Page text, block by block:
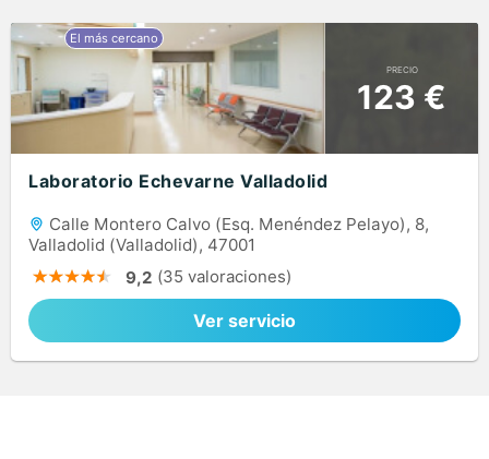
PRECIO
123 €
Laboratorio Echevarne Valladolid
Calle Montero Calvo (Esq. Menéndez Pelayo), 8,
Valladolid (Valladolid), 47001
9,2 (35 valoraciones)
Ver servicio